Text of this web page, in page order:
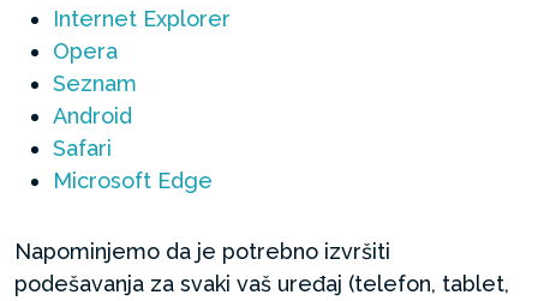
Internet Explorer
Opera
Seznam
Android
Safari
Microsoft Edge
Napominjemo da je potrebno izvršiti
podešavanja za svaki vaš uređaj (telefon, tablet,